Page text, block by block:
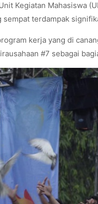
Kegiatan Mahasiswa
sempat terdampak
kerja yang di
#7 sebagai